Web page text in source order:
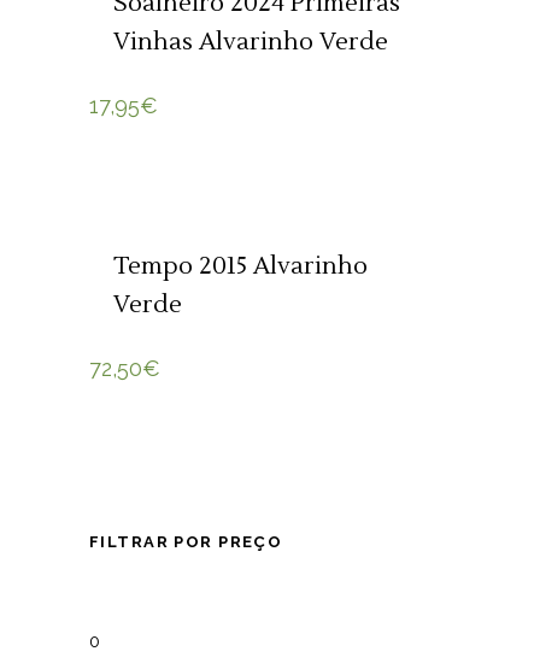
Vinhas Alvarinho Verde
17,95€
Tempo 2015 Alvarinho
Verde
72,50€
FILTRAR POR PREÇO